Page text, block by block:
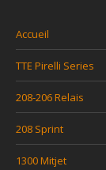
Accueil
TTE Pirelli Series
208-206 Relais
208 Sprint
1300 Mitjet